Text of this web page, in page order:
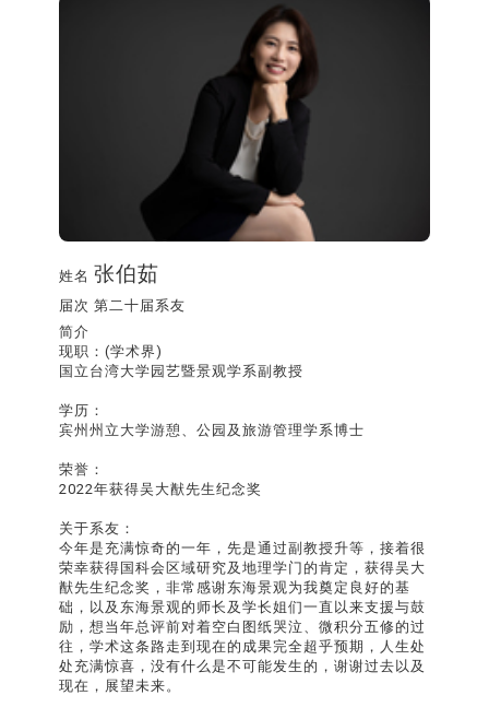
姓名 张伯茹
届次 第二十届系友
简介
现职：(学术界)
国立台湾大学园艺暨景观学系副教授
学历：
宾州州立大学游憩、公园及旅游管理学系博士
荣誉：
2022年获得吴大猷先生纪念奖
关于系友：
今年是充满惊奇的一年，先是通过副教授升等，接着很
荣幸获得国科会区域研究及地理学门的肯定，获得吴大
猷先生纪念奖，非常感谢东海景观为我奠定良好的基
础，以及东海景观的师长及学长姐们一直以来支援与鼓
励，想当年总评前对着空白图纸哭泣、微积分五修的过
往，学术这条路走到现在的成果完全超乎预期，人生处
处充满惊喜，没有什么是不可能发生的，谢谢过去以及
现在，展望未来。